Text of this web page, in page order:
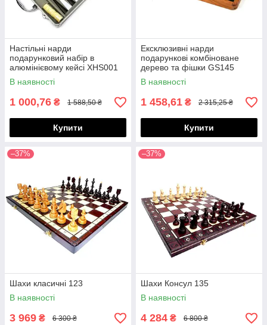
Настільні нарди
подарунковий набір в
алюмінієвому кейсі XHS001
В наявності
1 000,76 ₴ 1 588,50 ₴
Купити
Ексклюзивні нарди
подарункові комбіноване
дерево та фішки GS145
В наявності
1 458,61 ₴ 2 315,25 ₴
Купити
–37%
Шахи класичні 123
В наявності
3 969 ₴ 6 300 ₴
–37%
Шахи Консул 135
В наявності
4 284 ₴ 6 800 ₴